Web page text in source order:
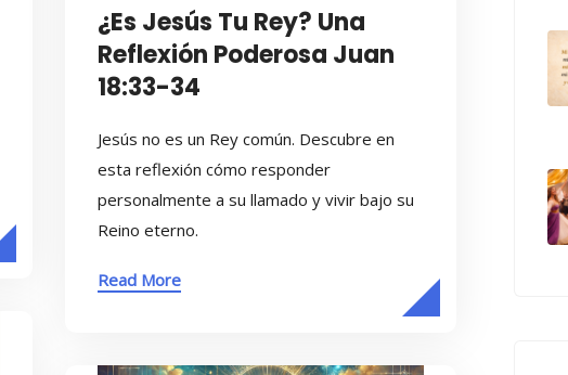
¿Es Jesús Tu Rey? Una
Reflexión Poderosa Juan
18:33-34
Jesús no es un Rey común. Descubre en
esta reflexión cómo responder
personalmente a su llamado y vivir bajo su
Reino eterno.
Read More